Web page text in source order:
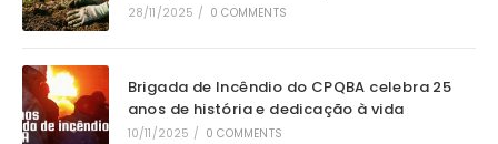
28/11/2025 / 0 COMMENTS
Brigada de Incêndio do CPQBA celebra 25
anos de história e dedicação à vida
10/11/2025 / 0 COMMENTS